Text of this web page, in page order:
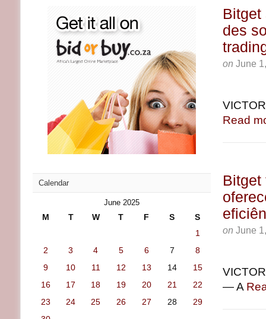
Bitget
des
on June
Read
Bitget
on June
— A
Calendar
June 2025
M T W T F S
S
1
2
3 4 5 6 7
8
9
10 11 12 13 14
15
16
17 18 19 20 21
22
23
24 25 26 27 28
29